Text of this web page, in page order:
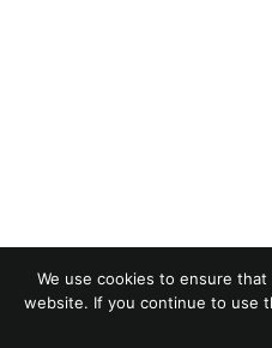
We use cookies to ensure
website. If you continue to use